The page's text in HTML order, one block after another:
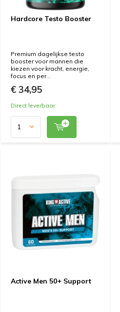
Hardcore Testo Booster
Premium dagelijkse testo
booster voor mannen die
kiezen voor kracht, energie,
focus en per...
€ 34,95
Direct leverbaar
Active Men 50+ Support